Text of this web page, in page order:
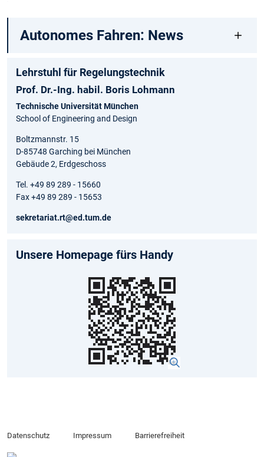
Autonomes Fahren: News
Lehrstuhl für Regelungstechnik
Prof. Dr.-Ing. habil. Boris Lohmann
Technische Universität München
School of Engineering and Design
Boltzmannstr. 15
D-85748 Garching bei München
Gebäude 2, Erdgeschoss
Tel. +49 89 289 - 15660
Fax +49 89 289 - 15653
sekretariat.rt@ed.tum.de
Unsere Homepage fürs Handy
Datenschutz Impressum Barrierefreiheit